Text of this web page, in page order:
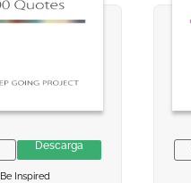
INFORMACION
INFORMACION
Descarga
Be Inspired